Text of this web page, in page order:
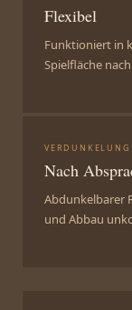
Flexibel
Funktioniert in
Spielfläche
Nach
Abdunkelbarer
und Abbau